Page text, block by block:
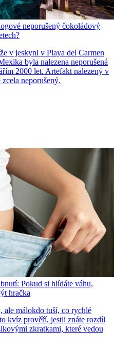
neporušený čokoládový
v jeskyni v Playa del Carmen
byla nalezena neporušená
2000 let. Artefakt nalezený v
neporušený.
Pokud si hlídáte váhu,
hračka
ale málokdo tuší, co rychlé
kvíz prověří, jestli znáte rozdíl
zkratkami, které vedou